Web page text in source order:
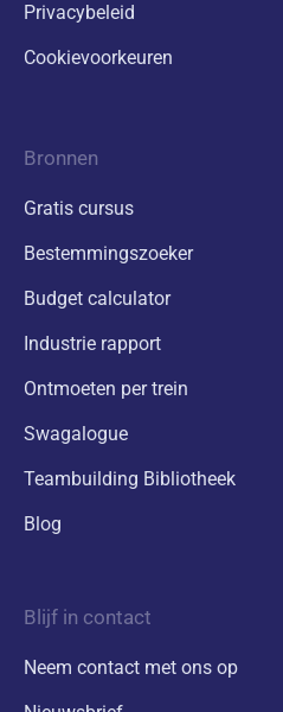
Privacybeleid
Cookievoorkeuren
Bronnen
Gratis cursus
Bestemmingszoeker
Budget calculator
Industrie rapport
Ontmoeten per trein
Swagalogue
Teambuilding Bibliotheek
Blog
Blijf in contact
Neem contact met ons op